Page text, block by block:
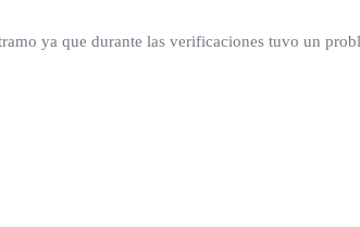
ya que durante las verificaciones tuvo un